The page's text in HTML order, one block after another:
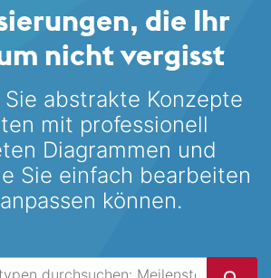
die Ihr
nicht vergisst
abstrakte Konzepte
mit professionell
Diagrammen und
Sie einfach bearbeiten
können.